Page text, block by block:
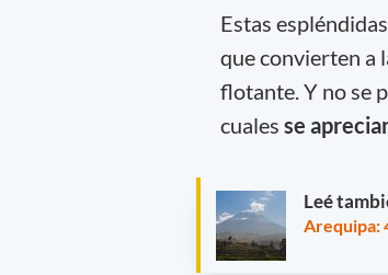
Estas
que convierten a
flotante. Y no se
cuales se
Leé
Arequipa: